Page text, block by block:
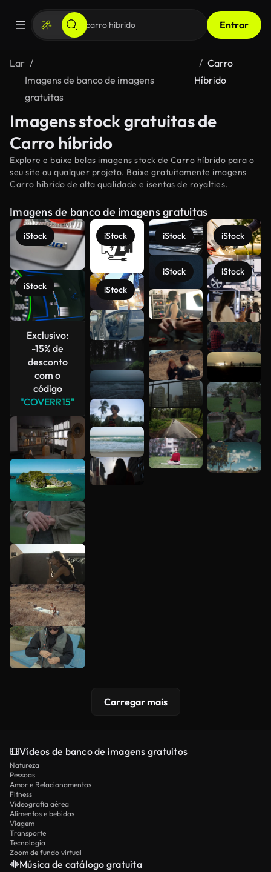
Entrar
Lar
Imagens de banco de imagens
gratuitas
Carro
Híbrido
Imagens stock gratuitas de
Carro híbrido
Explore e baixe belas imagens stock de Carro híbrido para o
seu site ou qualquer projeto. Baixe gratuitamente imagens
Carro híbrido de alta qualidade e isentas de royalties.
Imagens de banco de imagens gratuitas
iStock
iStock
Exclusivo:
-15% de
desconto
com o
código
"COVERR15"
iStock
iStock
iStock
iStock
iStock
iStock
Veja mais
Carregar mais
Vídeos de banco de imagens gratuitos
Natureza
Pessoas
Amor e Relacionamentos
Fitness
Videografia aérea
Alimentos e bebidas
Viagem
Transporte
Tecnologia
Zoom de fundo virtual
Música de catálogo gratuita